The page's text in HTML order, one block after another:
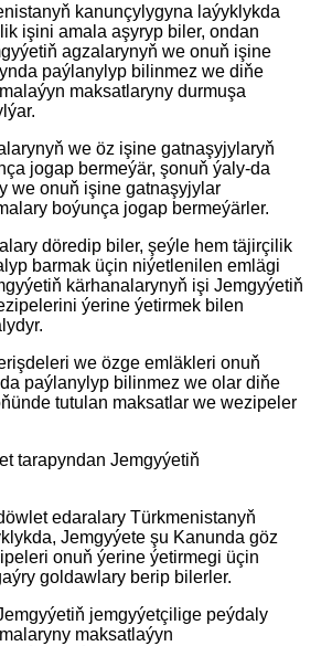
kanunçylygyna laýyklykda
işini amala aşyryp biler, ondan
agzalarynyň we onuň işine
paýlanylyp bilinmez we diňe
maksatlaryny durmuşa
we öz işine gatnaşyjylaryň
jogap bermeýär, şonuň ýaly-da
we onuň işine gatnaşyjylar
boýunça jogap bermeýärler.
döredip biler, şeýle hem täjirçilik
barmak üçin niýetlenilen emlägi
kärhanalarynyň işi Jemgyýetiň
ýerine ýetirmek bilen
we özge emläkleri onuň
paýlanylyp bilinmez we olar diňe
tutulan maksatlar we wezipeler
tarapyndan Jemgyýetiň
edaralary Türkmenistanyň
Jemgyýete şu Kanunda göz
onuň ýerine ýetirmegi üçin
goldawlary berip bilerler.
jemgyýetçilige peýdaly
maksatlaýyn